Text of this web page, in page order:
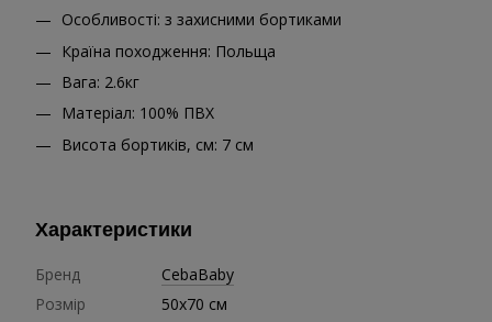
Особливості: з захисними бортиками
Країна походження: Польща
Вага: 2.6кг
Матеріал: 100% ПВХ
Висота бортиків, см: 7 см
Характеристики
Бренд
CebaBaby
Розмір
50х70 см